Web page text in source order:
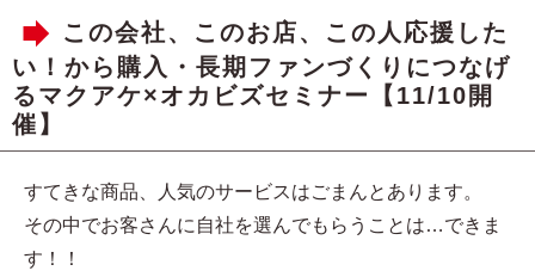
この会社、このお店、この人応援した
い！から購入・長期ファンづくりにつなげ
るマクアケ×オカビズセミナー【11/10開
催】
すてきな商品、人気のサービスはごまんとあります。
その中でお客さんに自社を選んでもらうことは…できま
す！！